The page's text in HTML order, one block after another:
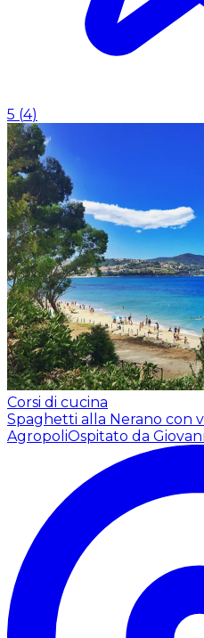
5 (4)
Corsi di cucina
Spaghetti alla Nerano con
AgropoliOspitato da